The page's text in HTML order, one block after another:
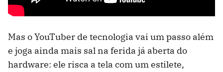
Mas o YouTuber de tecnologia vai um passo além
e joga ainda mais sal na ferida já aberta do
hardware: ele risca a tela com um estilete,